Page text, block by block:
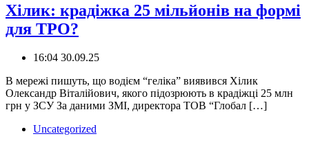
Хілик: крадіжка 25 мільйонів на формі
для ТРО?
16:04 30.09.25
В мережі пишуть, що водієм “геліка” виявився Хілик
Олександр Віталійович, якого підозрюють в крадіжці 25 млн
грн у ЗСУ За даними ЗМІ, директора ТОВ “Глобал […]
Uncategorized